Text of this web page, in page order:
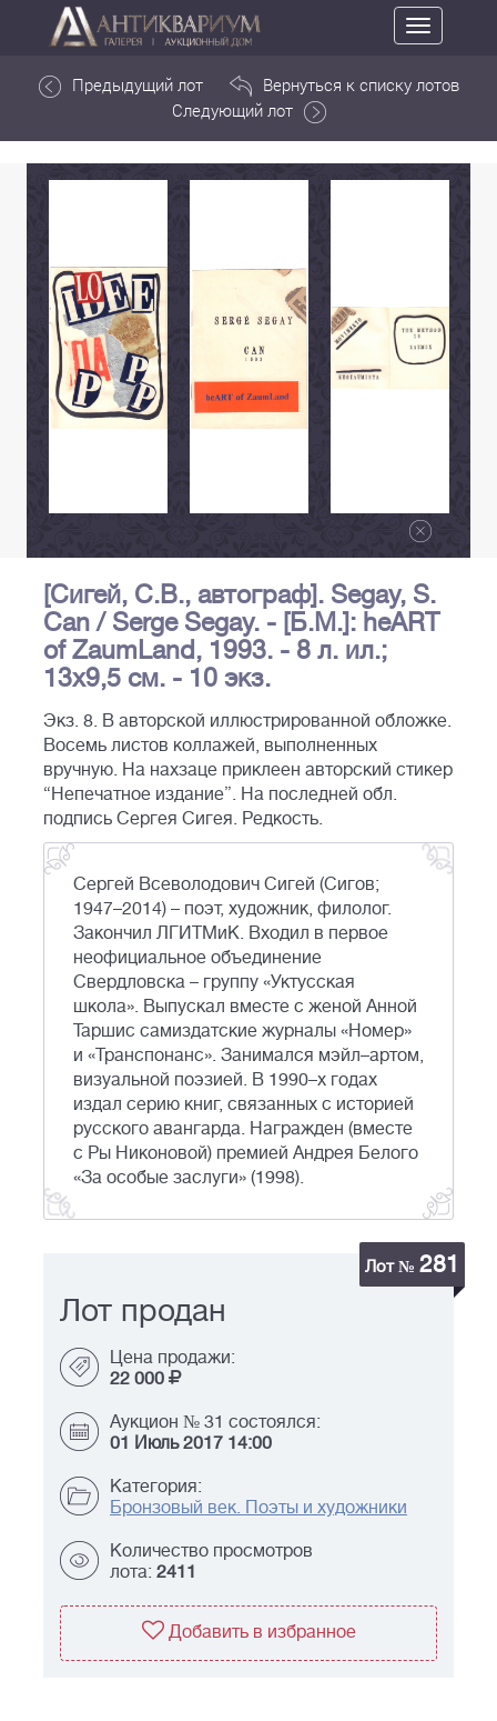
Toggle
navigation
Предыдущий лот
Вернуться к списку лотов
Следующий лот
[Сигей, С.В., автограф]. Segay, S.
Can / Serge Segay. - [Б.М.]: heART
of ZaumLand, 1993. - 8 л. ил.;
13х9,5 см. - 10 экз.
Экз. 8. В авторской иллюстрированной обложке.
Восемь листов коллажей, выполненных
вручную. На нахзаце приклеен авторский стикер
“Непечатное издание”. На последней обл.
подпись Сергея Сигея. Редкость.
Сергей Всеволодович Сигей (Сигов;
1947–2014) – поэт, художник, филолог.
Закончил ЛГИТМиК. Входил в первое
неофициальное объединение
Свердловска – группу «Уктусская
школа». Выпускал вместе с женой Анной
Таршис самиздатские журналы «Номер»
и «Транспонанс». Занимался мэйл–артом,
визуальной поэзией. В 1990–х годах
издал серию книг, связанных с историей
русского авангарда. Награжден (вместе
с Ры Никоновой) премией Андрея Белого
«За особые заслуги» (1998).
Лот № 281
Лот продан
Цена продажи:
22 000
Аукцион № 31 состоялся:
01 Июль 2017 14:00
Категория:
Бронзовый век. Поэты и художники
Количество просмотров
лота: 2411
Добавить в избранное